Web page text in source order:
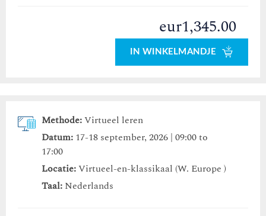
eur1,345.00
IN WINKELMANDJE
Methode:Virtueel leren
Datum: 17-18 september, 2026 | 09:00 to
17:00
Locatie:Virtueel-en-klassikaal (W. Europe )
Taal: Nederlands